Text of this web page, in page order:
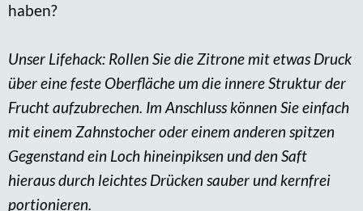
haben?
Unser Lifehack: Rollen Sie die Zitrone mit etwas Druck
über eine feste Oberfläche um die innere Struktur der
Frucht aufzubrechen. Im Anschluss können Sie einfach
mit einem Zahnstocher oder einem anderen spitzen
Gegenstand ein Loch hineinpiksen und den Saft
hieraus durch leichtes Drücken sauber und kernfrei
portionieren.